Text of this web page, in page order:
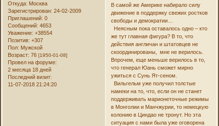
Откуда: Москва
Зарегистрирован: 24-02-2009
Приглашений: 0
Сообщений: 4653
Уважение: +38554
Позитив: +307
Пол: Мужской
Возраст: 76[1950-01-08]
Провел на форуме:
2 месяца 18 дней
Последний визит:
11-07-2018 21:24:20
В самой же Америке набирало силу
движение в поддержку свежих ростков
свободы и демократии…
Неясным пока оставалось одно – кто
же тут главная фигура? В то, что
действия англичан и штатовцев не
скоординированы, мне не верилось.
Впрочем, еще меньше верилось в то,
что генерал Юань сможет мирно
ужиться с Сунь Ят-сеном.
Вильгельм уже получил толстые
намеки на то, что, если он не станет
поддерживать марионеточные режимы
в Монголии и Манчжурии, то немецкую
колонию в Циндао не тронут. Но эта
ситуация с нами была уже оговорена